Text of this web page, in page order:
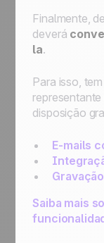
Finalmente,
deverá
la.
Para isso,
disposição
E-mails
Saiba mais